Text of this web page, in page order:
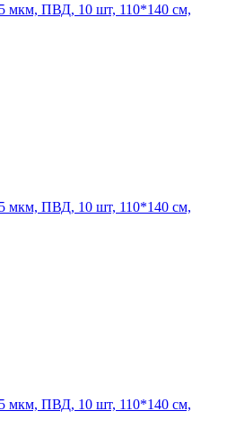
мкм, ПВД, 10 шт, 110*140 см,
мкм, ПВД, 10 шт, 110*140 см,
мкм, ПВД, 10 шт, 110*140 см,